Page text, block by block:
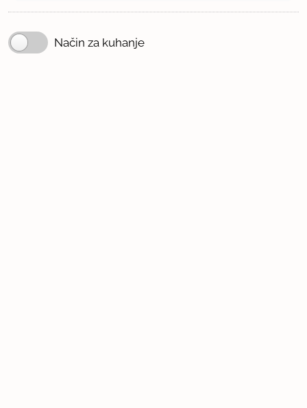
Način za kuhanje